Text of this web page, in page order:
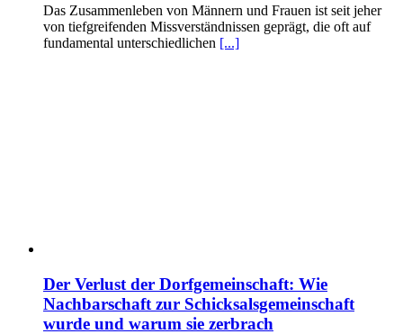
Das Zusammenleben von Männern und Frauen ist seit jeher
von tiefgreifenden Missverständnissen geprägt, die oft auf
fundamental unterschiedlichen [...]
Der Verlust der Dorfgemeinschaft: Wie
Nachbarschaft zur Schicksalsgemeinschaft
wurde und warum sie zerbrach